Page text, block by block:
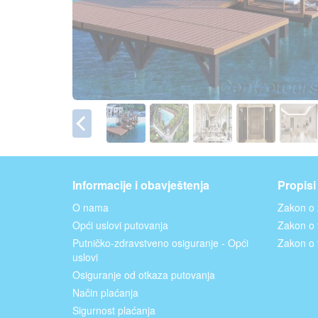
Informacije i obavještenja
O nama
Opći uslovi putovanja
Putničko-zdravstveno osiguranje - Opći
uslovi
Osiguranje od otkaza putovanja
Način plaćanja
Sigurnost plaćanja
Propisi
Zakon o
Zakon o
Zakon o